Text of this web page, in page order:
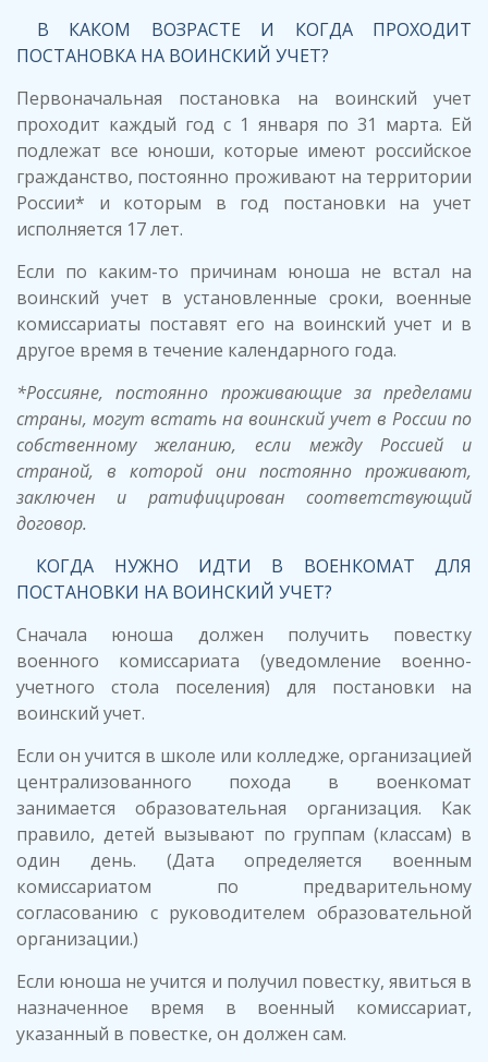
В КАКОМ ВОЗРАСТЕ И КОГДА ПРОХОДИТ
ПОСТАНОВКА НА ВОИНСКИЙ УЧЕТ?
Первоначальная постановка на воинский учет
проходит каждый год с 1 января по 31 марта. Ей
подлежат все юноши, которые имеют российское
гражданство, постоянно проживают на территории
России* и которым в год постановки на учет
исполняется 17 лет.
Если по каким-то причинам юноша не встал на
воинский учет в установленные сроки, военные
комиссариаты поставят его на воинский учет и в
другое время в течение календарного года.
*Россияне, постоянно проживающие за пределами
страны, могут встать на воинский учет в России по
собственному желанию, если между Россией и
страной, в которой они постоянно проживают,
заключен и ратифицирован соответствующий
договор.
КОГДА НУЖНО ИДТИ В ВОЕНКОМАТ ДЛЯ
ПОСТАНОВКИ НА ВОИНСКИЙ УЧЕТ?
Сначала юноша должен получить повестку
военного комиссариата (уведомление военно-
учетного стола поселения) для постановки на
воинский учет.
Если он учится в школе или колледже, организацией
централизованного похода в военкомат
занимается образовательная организация. Как
правило, детей вызывают по группам (классам) в
один день. (Дата определяется военным
комиссариатом по предварительному
согласованию с руководителем образовательной
организации.)
Если юноша не учится и получил повестку, явиться в
назначенное время в военный комиссариат,
указанный в повестке, он должен сам.